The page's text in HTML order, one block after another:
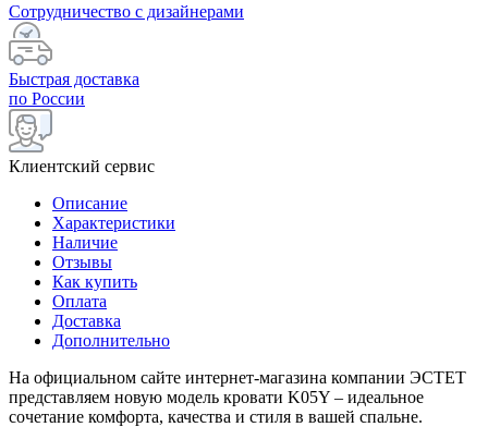
Сотрудничество с дизайнерами
Быстрая доставка
по России
Клиентский сервис
Описание
Характеристики
Наличие
Отзывы
Как купить
Оплата
Доставка
Дополнительно
На официальном сайте интернет-магазина компании ЭСТЕТ
представляем новую модель кровати K05Y – идеальное
сочетание комфорта, качества и стиля в вашей спальне.